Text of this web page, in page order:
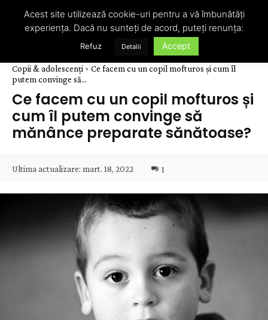
Copii & adolescenți
Ce facem cu un copil mofturos și cum îl
putem convinge să...
Ce facem cu un copil mofturos și
cum îl putem convinge să
mănânce preparate sănătoase?
Ultima actualizare: mart. 18, 2022 1
Acest site utilizează cookie-uri pentru a vă îmbunătăți
experiența. Dacă nu sunteți de acord, puteți renunța:
Refuz Detalii Accept